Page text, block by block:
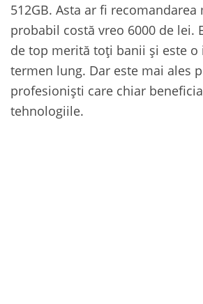
512GB. Asta ar fi recomandarea
probabil costă vreo 6000 de lei.
de top merită toți banii și este o
termen lung. Dar este mai ales
profesioniști care chiar
tehnologiile.